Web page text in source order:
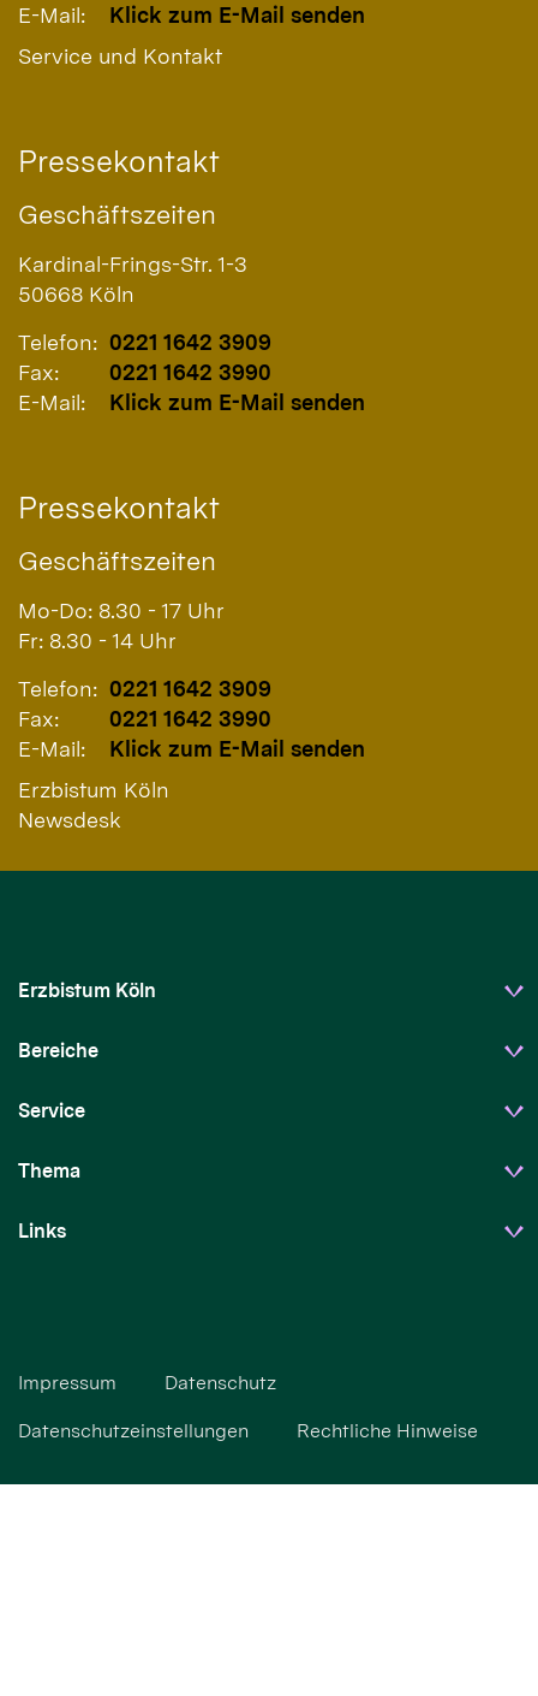
E-Mail:
Klick zum E-Mail senden
Service und Kontakt
Pressekontakt
Geschäftszeiten
Kardinal-Frings-Str. 1-3
50668 Köln
Telefon: 0221 1642 3909
Fax:
0221 1642 3990
E-Mail:
Klick zum E-Mail senden
Pressekontakt
Geschäftszeiten
Mo-Do: 8.30 - 17 Uhr
Fr: 8.30 - 14 Uhr
Telefon: 0221 1642 3909
Fax:
0221 1642 3990
E-Mail:
Klick zum E-Mail senden
Erzbistum Köln
Newsdesk
Erzbistum Köln
Bereiche
Service
Thema
Links
Impressum Datenschutz
Datenschutzeinstellungen Rechtliche Hinweise